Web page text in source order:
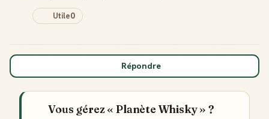
Utile0
Répondre
Vous gérez « Planète Whisky » ?